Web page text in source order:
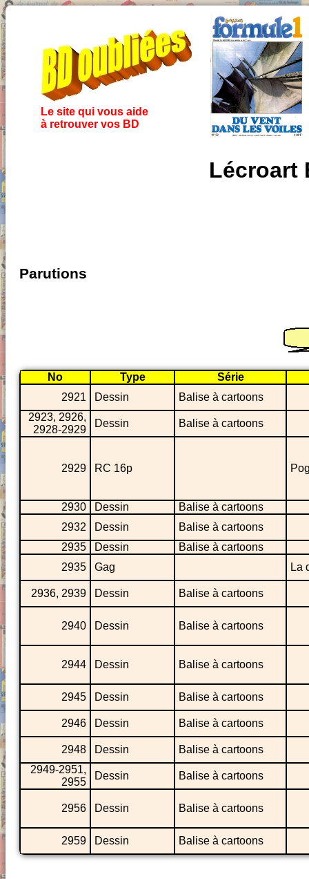
Le site qui vous aide
à retrouver vos BD
Lécroart
Parutions
No Type
Série
2921
Dessin
Balise à cartoons
2923, 2926,
2928-2929
Dessin Balise à cartoons
2929 RC 16p
2930 Dessin
Balise à cartoons
2932
Dessin
Balise à cartoons
2935
Dessin
Balise à cartoons
2935
Gag La
2936, 2939 Dessin Balise à cartoons
2940 Dessin Balise à cartoons
2944 Dessin Balise à cartoons
2945 Dessin Balise à cartoons
2946 Dessin Balise à cartoons
2948 Dessin
Balise à cartoons
2949-2951,
2955
Dessin Balise à cartoons
2956 Dessin Balise à cartoons
2959 Dessin Balise à cartoons